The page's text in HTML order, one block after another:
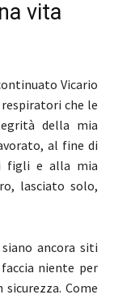
vita
Vicario
che le
della mia
al fine di
figli e alla mia
lasciato solo,
ancora siti
niente per
Come